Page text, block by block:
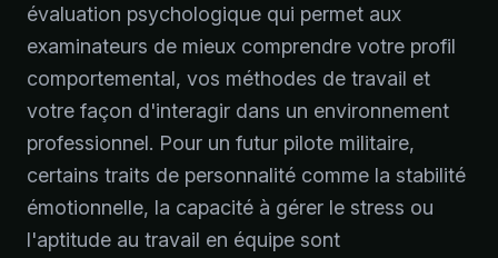
évaluation psychologique qui permet aux
examinateurs de mieux comprendre votre profil
comportemental, vos méthodes de travail et
votre façon d'interagir dans un environnement
professionnel. Pour un futur pilote militaire,
certains traits de personnalité comme la stabilité
émotionnelle, la capacité à gérer le stress ou
l'aptitude au travail en équipe sont